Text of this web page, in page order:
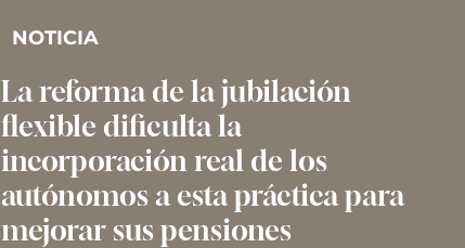
NOTICIA
La reforma de la jubilación
flexible dificulta la
incorporación real de los
autónomos a esta práctica para
mejorar sus pensiones